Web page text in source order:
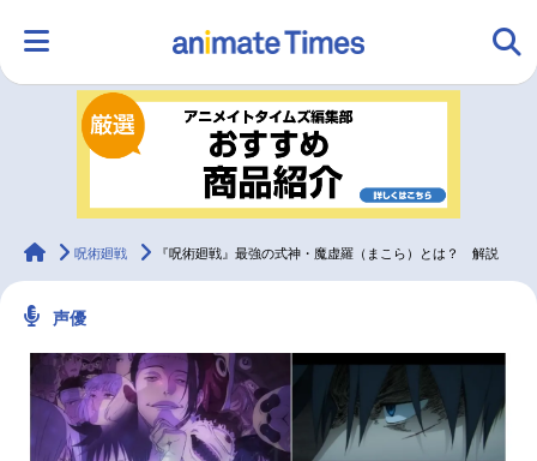
ランキング アニメ
ラジオ
2.5次元 配信・Vtuber トレンド 無料マンガ
animateTimes
呪術廻戦 『呪術廻戦』最強の式神・魔虚羅（まこら）とは？ 解説
声優